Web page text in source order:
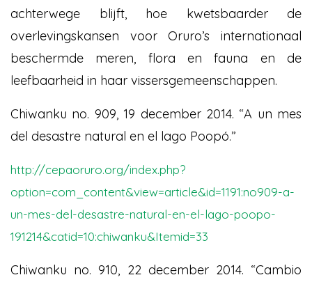
achterwege blijft, hoe kwetsbaarder de
overlevingskansen voor Oruro’s internationaal
beschermde meren, flora en fauna en de
leefbaarheid in haar vissersgemeenschappen.
Chiwanku no. 909, 19 december 2014. “A un mes
del desastre natural en el lago Poopó.”
http://cepaoruro.org/index.php?
option=com_content&view=article&id=1191:no909-a-
un-mes-del-desastre-natural-en-el-lago-poopo-
191214&catid=10:chiwanku&Itemid=33
Chiwanku no. 910, 22 december 2014. “Cambio